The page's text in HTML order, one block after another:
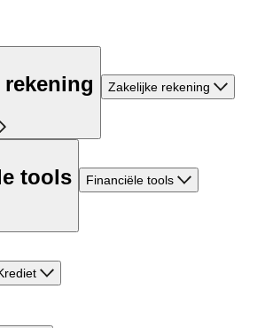
Zakelijke rekening
tools Financiële tools